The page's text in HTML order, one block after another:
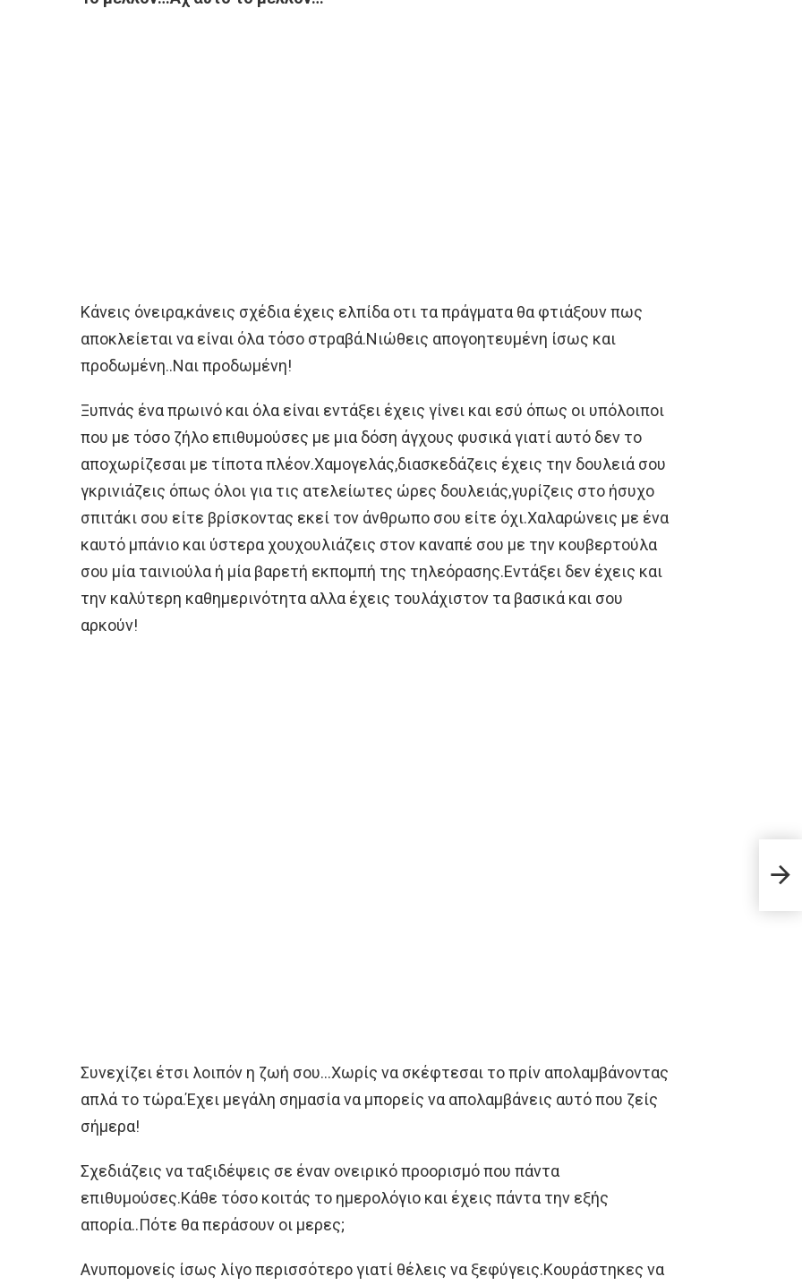
Κάνεις όνειρα,κάνεις σχέδια έχεις ελπίδα οτι τα πράγματα θα φτιάξουν πως
αποκλείεται να είναι όλα τόσο στραβά.Νιώθεις απογοητευμένη ίσως και
προδωμένη..Ναι προδωμένη!
Ξυπνάς ένα πρωινό και όλα είναι εντάξει έχεις γίνει και εσύ όπως οι υπόλοιποι
που με τόσο ζήλο επιθυμούσες με μια δόση άγχους φυσικά γιατί αυτό δεν το
αποχωρίζεσαι με τίποτα πλέον.Χαμογελάς,διασκεδάζεις έχεις την δουλειά σου
γκρινιάζεις όπως όλοι για τις ατελείωτες ώρες δουλειάς,γυρίζεις στο ήσυχο
σπιτάκι σου είτε βρίσκοντας εκεί τον άνθρωπο σου είτε όχι.Χαλαρώνεις με ένα
καυτό μπάνιο και ύστερα χουχουλιάζεις στον καναπέ σου με την κουβερτούλα
σου μία ταινιούλα ή μία βαρετή εκπομπή της τηλεόρασης.Εντάξει δεν έχεις και
την καλύτερη καθημερινότητα αλλα έχεις τουλάχιστον τα βασικά και σου
αρκούν!
Συνεχίζει έτσι λοιπόν η ζωή σου…Χωρίς να σκέφτεσαι το πρίν απολαμβάνοντας
απλά το τώρα.Έχει μεγάλη σημασία να μπορείς να απολαμβάνεις αυτό που ζείς
σήμερα!
Σχεδιάζεις να ταξιδέψεις σε έναν ονειρικό προορισμό που πάντα
επιθυμούσες.Κάθε τόσο κοιτάς το ημερολόγιο και έχεις πάντα την εξής
απορία..Πότε θα περάσουν οι μερες;
Ανυπομονείς ίσως λίγο περισσότερο γιατί θέλεις να ξεφύγεις.Κουράστηκες να
με